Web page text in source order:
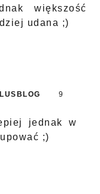
większość
udana ;)
9
jednak w
;)